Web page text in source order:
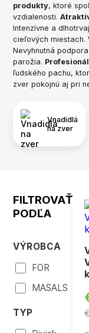
produkty, ktoré
vzdialenosti.
Intenzívne a
cieľových miestach.
Nevyhnutná
parožia.
ľudského pachu,
zver pokojnú aj pri
Vnadidlá
na zver
FILTROVAŤ
PODĽA
VÝROBCA
FOR
MASALS
TYP